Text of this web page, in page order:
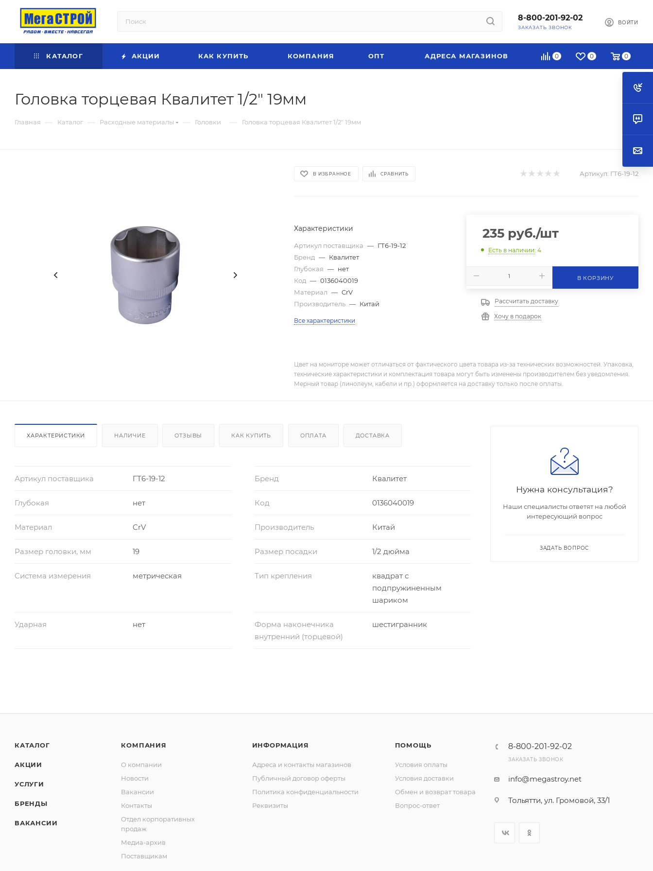
8-800-201-92-02
ЗАКАЗАТЬ ЗВОНОК
ВОЙТИ
0 0 0
КАТАЛОГ АКЦИИ КАК КУПИТЬ КОМПАНИЯ ОПТ АДРЕСА МАГАЗИНОВ
Головка торцевая Квалитет 1/2" 19мм
Главная — Каталог — Расходные материалы — Головки — Головка торцевая Квалитет 1/2" 19мм
В ИЗБРАННОЕ СРАВНИТЬ Артикул: ГТ6-19-12
Характеристики
Артикул поставщика — ГТ6-19-12
Бренд — Квалитет
Глубокая — нет
Код — 0136040019
Материал — CrV
Производитель — Китай
Все характеристики
235руб./шт
Есть в наличии: 4
В КОРЗИНУ
Рассчитать доставку
Хочу в подарок
Цвет на мониторе может отличаться от фактического цвета товара из-за технических возможностей. Упаковка,
технические характеристики и комплектация товара могут быть изменены производителем без уведомления.
Мерный товар (линолеум, кабели и пр.) оформляется на доставку только после оплаты.
ХАРАКТЕРИСТИКИ НАЛИЧИЕ ОТЗЫВЫ КАК КУПИТЬ ОПЛАТА ДОСТАВКА
Артикул поставщика ГТ6-19-12 Бренд Квалитет
Глубокая нет Код 0136040019
Материал CrV Производитель Китай
Размер головки, мм 19 Размер посадки 1/2 дюйма
Система измерения метрическая Тип крепления
квадрат с
подпружиненным
шариком
Ударная нет
Форма наконечника
внутренний (торцевой)
шестигранник
Нужна консультация?
Наши специалисты ответят на любой
интересующий вопрос
ЗАДАТЬ ВОПРОС
КАТАЛОГ
АКЦИИ
УСЛУГИ
БРЕНДЫ
ВАКАНСИИ
КОМПАНИЯ
О компании
Новости
Вакансии
Контакты
Отдел корпоративных
продаж
Медиа-архив
Поставщикам
ИНФОРМАЦИЯ
Адреса и контакты магазинов
Публичный договор оферты
Политика конфиденциальности
Реквизиты
ПОМОЩЬ
Условия оплаты
Условия доставки
Обмен и возврат товара
Вопрос-ответ
8-800-201-92-02
ЗАКАЗАТЬ ЗВОНОК
info@megastroy.net
Тольятти, ул. Громовой, 33/1